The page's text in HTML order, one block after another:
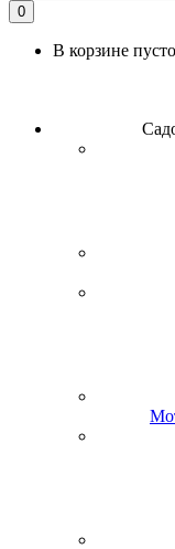
0
В корзине